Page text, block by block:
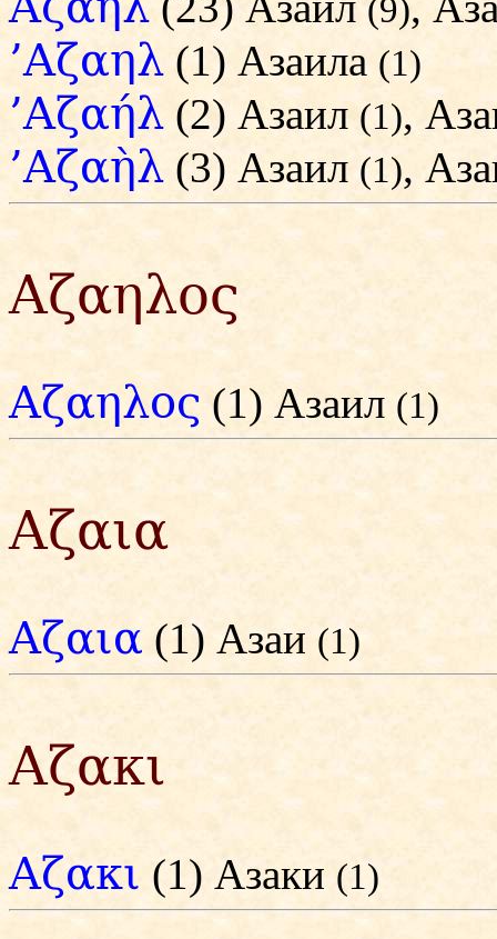
(9)
’Αζαηλ (1) Азаила (1)
’Αζαήλ (2) Азаил (1),
’Αζαὴλ (3) Азаил (1),
Αζαηλος
Αζαηλος (1) Азаил (1)
Αζαια
Αζαια (1) Азаи (1)
Αζακι
Αζακι (1) Азаки (1)